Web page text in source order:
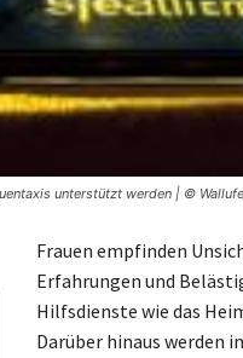
unterstützt werden | ©
Frauen empfinden
Erfahrungen und
Hilfsdienste wie das
Darüber hinaus werden